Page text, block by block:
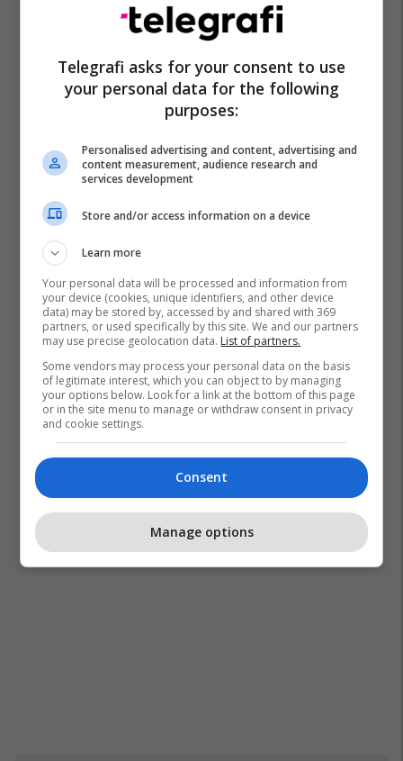
Pearl Jam
Telegrafi asks for your consent to use
your personal data for the following
purposes:
Personalised advertising and content, advertising and
content measurement, audience research and
services development
Store and/or access information on a device
Learn more
Your personal data will be processed and information from
your device (cookies, unique identifiers, and other device
data) may be stored by, accessed by and shared with 369
partners, or used specifically by this site. We and our partners
may use precise geolocation data. List of partners.
Some vendors may process your personal data on the basis
of legitimate interest, which you can object to by managing
your options below. Look for a link at the bottom of this page
or in the site menu to manage or withdraw consent in privacy
and cookie settings.
Consent
Manage options